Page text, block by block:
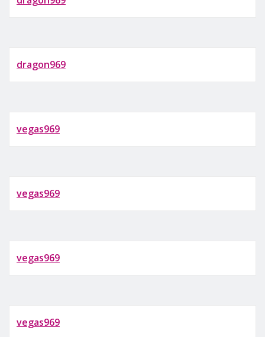
dragon969
vegas969
vegas969
vegas969
vegas969